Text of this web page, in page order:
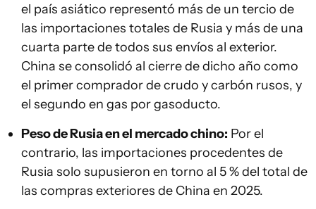
el país asiático representó más de un tercio de
las importaciones totales de Rusia y más de una
cuarta parte de todos sus envíos al exterior.
China se consolidó al cierre de dicho año como
el primer comprador de crudo y carbón rusos, y
el segundo en gas por gasoducto.
Peso de Rusia en el mercado chino: Por el
contrario, las importaciones procedentes de
Rusia solo supusieron en torno al 5 % del total de
las compras exteriores de China en 2025.